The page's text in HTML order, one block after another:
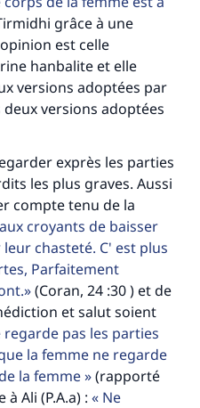
grâce à une
est celle
hanbalite et elle
versions adoptées par
deux versions adoptées
exprès les parties
les plus graves. Aussi
compte tenu de la
croyants de baisser
chasteté. C' est plus
Parfaitement
(Coran, 24 :30 ) et de
et salut soient
regarde pas les parties
la femme ne regarde
la femme
(rapporté
Ali (P.A.a) :
Ne